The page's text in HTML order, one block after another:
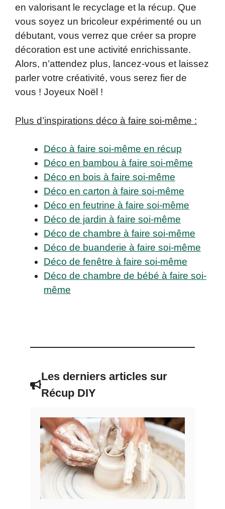
en valorisant le recyclage et la récup. Que
vous soyez un bricoleur expérimenté ou un
débutant, vous verrez que créer sa propre
décoration est une activité enrichissante.
Alors, n’attendez plus, lancez-vous et laissez
parler votre créativité, vous serez fier de
vous ! Joyeux Noël !
Plus d’inspirations déco à faire soi-même :
Déco à faire soi-même en récup
Déco en bambou à faire soi-même
Déco en bois à faire soi-même
Déco en carton à faire soi-même
Déco en feutrine à faire soi-même
Déco de jardin à faire soi-même
Déco de chambre à faire soi-même
Déco de buanderie à faire soi-même
Déco de fenêtre à faire soi-même
Déco de chambre de bébé à faire soi-
même
Les derniers articles sur
Récup DIY